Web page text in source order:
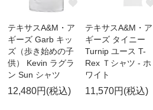
テキサスA&M・ア
ギーズ Garb キッ
ズ（歩き始めの子
供） Kevin ラグラ
ン Sun シャツ
12,480円(税込)
テキサスA&M・ア
ギーズ タイニー
Turnip ユース T-
Rex Ｔシャツ - ホ
ワイト
11,570円(税込)